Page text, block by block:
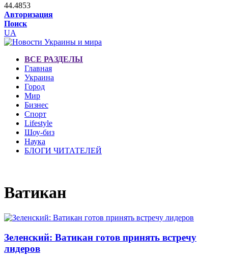
44.4853
Авторизация
Поиск
UA
ВСЕ РАЗДЕЛЫ
Главная
Украина
Город
Мир
Бизнес
Спорт
Lifestyle
Шоу-биз
Наука
БЛОГИ ЧИТАТЕЛЕЙ
Ватикан
Зеленский: Ватикан готов принять встречу
лидеров